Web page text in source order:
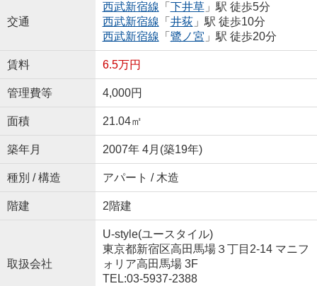
交通
西武新宿線 「 下井草」駅 徒歩5分
西武新宿線 「 井荻」駅 徒歩10分
西武新宿線 「 鷺ノ宮 」駅 徒歩20分
賃料 6.5万円
管理費等 4,000円
面積 21.04㎡
築年月 2007年 4月(築19年)
種別 / 構造 アパート / 木造
階建 2階建
取扱会社
U-style(ユースタイル)
東京都新宿区高田馬場３丁目2-14 マニフ
ォリア高田馬場 3F
TEL:03-5937-2388